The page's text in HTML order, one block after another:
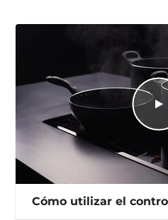
Cómo utilizar el